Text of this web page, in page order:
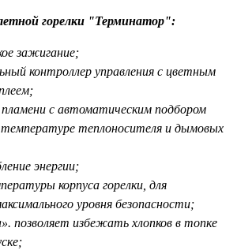
горелки "Терминатор":
зажигание;
контроллер управления с цветным
пламени с автоматическим подбором
теплоносителя и дымовых
энергии;
корпуса горелки, для
уровня безопасности;
позволяет избежать хлопков в топке